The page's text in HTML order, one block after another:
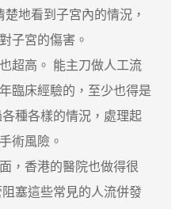
地看到子宮內的情況，
子宮的傷害。
高。 能主刀做人工流
臨床經驗的，至少也得是
種各樣的情況，處理起
術風險。
香港的醫院也做得很
塞這些常見的人流併發